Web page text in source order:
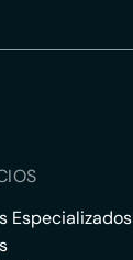
Especializados